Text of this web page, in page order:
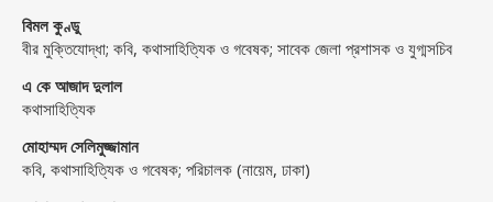
বিমল কুণ্ডু
বীর মুক্তিযোদ্ধা; কবি, কথাসাহিত্যিক ও গবেষক; সাবেক জেলা প্রশাসক ও যুগ্মসচিব
এ কে আজাদ দুলাল
কথাসাহিত্যিক
মোহাম্মদ সেলিমুজ্জামান
কবি, কথাসাহিত্যিক ও গবেষক; পরিচালক (নায়েম, ঢাকা)